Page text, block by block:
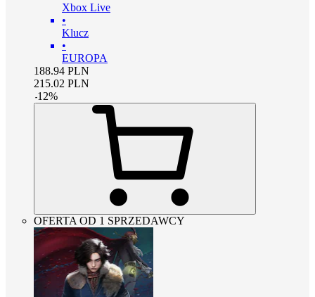
Xbox Live
•
Klucz
•
EUROPA
188.94 PLN
215.02 PLN
-12%
OFERTA OD 1 SPRZEDAWCY